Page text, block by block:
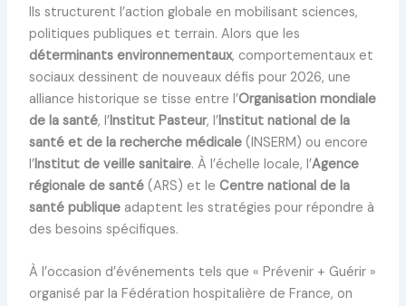
Ils structurent l’action globale en mobilisant sciences,
politiques publiques et terrain. Alors que les
déterminants environnementaux, comportementaux et
sociaux dessinent de nouveaux défis pour 2026, une
alliance historique se tisse entre l’Organisation mondiale
de la santé, l’Institut Pasteur, l’Institut national de la
santé et de la recherche médicale(INSERM) ou encore
l’Institut de veille sanitaire. À l’échelle locale, l’Agence
régionale de santé(ARS) et le Centre national de la
santé publiqueadaptent les stratégies pour répondre à
des besoins spécifiques.
À l’occasion d’événements tels que « Prévenir + Guérir »
organisé par la Fédération hospitalière de France, on